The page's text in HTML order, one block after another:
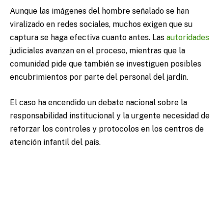
Aunque las imágenes del hombre señalado se han
viralizado en redes sociales, muchos exigen que su
captura se haga efectiva cuanto antes. Las autoridades
judiciales avanzan en el proceso, mientras que la
comunidad pide que también se investiguen posibles
encubrimientos por parte del personal del jardín.
El caso ha encendido un debate nacional sobre la
responsabilidad institucional y la urgente necesidad de
reforzar los controles y protocolos en los centros de
atención infantil del país.